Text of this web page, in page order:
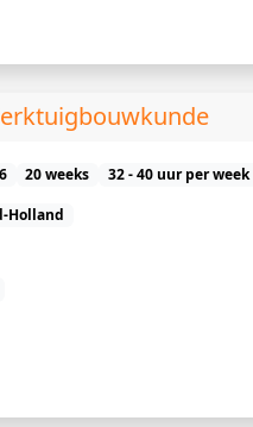
20 weeks
32 - 40 uur per week
Holland